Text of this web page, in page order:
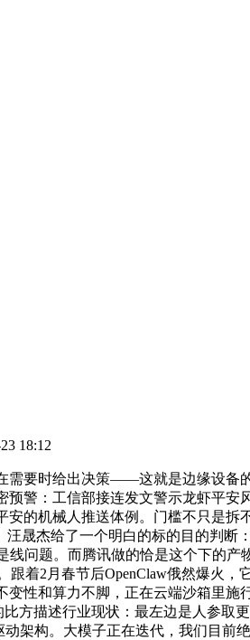
18:12
要时给出决策——这就是边缘设备
警：工信部接连发文警示龙虾平
的机械人推送体例。门槛不只是拆
晟杰给了一个明白的标的目的判
问题。而腾讯做的恰是这个下的
跟着2月春节后OpenClaw俄然爆火
性和算力不脚，正在云端沙箱里
比方描述行业现状：最左边是人参
架构。大模子正在迭代，我们目